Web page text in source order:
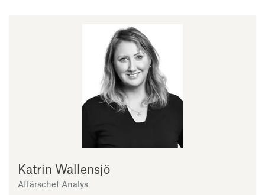
Katrin Wallensjö
Affärschef Analys